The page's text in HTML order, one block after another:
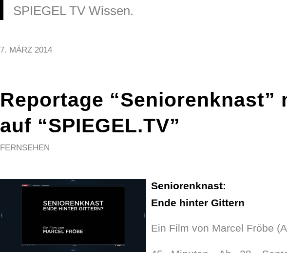
SPIEGEL TV Wissen.
7. MÄRZ 2014
Reportage “Seniorenknast”
auf “SPIEGEL.TV”
FERNSEHEN
Seniorenknast:
Ende hinter Gittern
Ein Film von Marcel Fröbe